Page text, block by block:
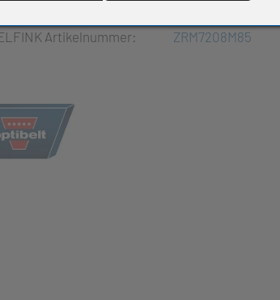
Artikelnummer:
ZRM7208M85